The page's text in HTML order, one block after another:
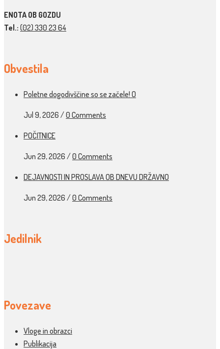
ENOTA OB GOZDU
Tel.: (02) 330 23 64
Obvestila
Poletne dogodivščine so se začele! O
Jul 9, 2026 /0 Comments
POČITNICE
Jun 29, 2026 /0 Comments
DEJAVNOSTI IN PROSLAVA OB DNEVU DRŽAVNO
Jun 29, 2026 /0 Comments
Jedilnik
Povezave
Vloge in obrazci
Publikacija